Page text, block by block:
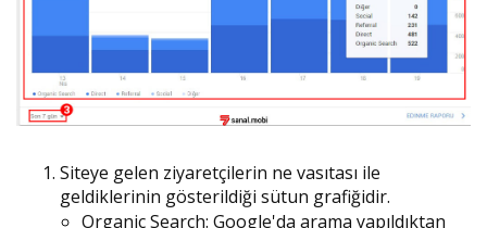
Siteye gelen ziyaretçilerin ne vasıtası ile
geldiklerinin gösterildiği sütun grafiğidir.
Organic Search: Google'da arama yapıldıktan